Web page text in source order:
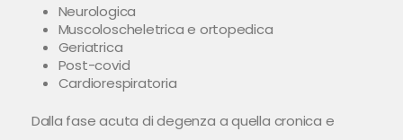
Neurologica
Muscoloscheletrica e ortopedica
Geriatrica
Post-covid
Cardiorespiratoria
Dalla fase acuta di degenza a quella cronica e